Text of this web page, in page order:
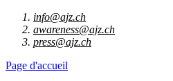
info@ajz.ch
awareness@ajz.ch
press@ajz.ch
Page d'accueil